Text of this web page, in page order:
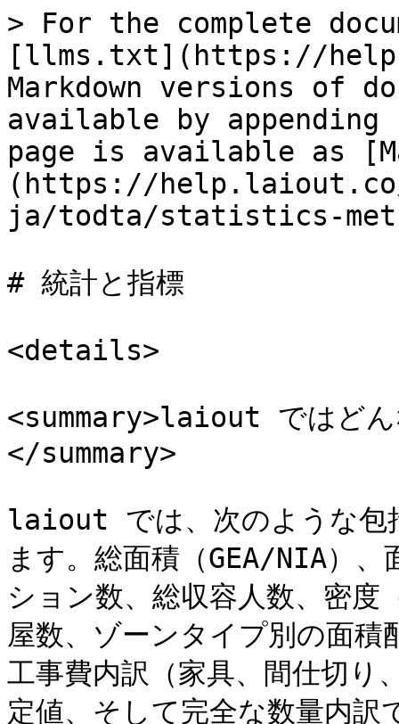
> For the complete
[llms.txt](https://
Markdown versions of
available by
page is available as
(https://help.laiout.co/
ja/todta/statistics-
# 統計と指標
<details>
<summary>laiout ではどん
</summary>
laiout では、次のような包
ます。総面積（GEA/NIA）
ション数、総収容人数、密
屋数、ゾーンタイプ別の面
工事費内訳（家具、間仕切り
定値、そして完全な数量内